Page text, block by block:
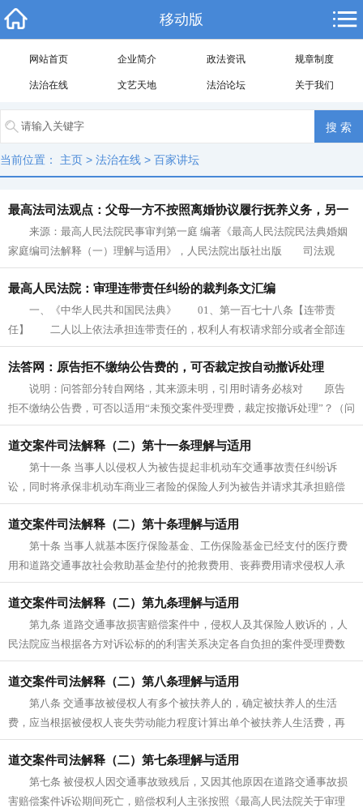
移动版
网站首页 企业简介 政法资讯 规章制度
法治在线 文艺天地 法治论坛 关于我们
当前位置： 主页 > 法治在线 > 百家讲坛
最高法司法观点：父母一方不按照离婚协议履行抚养义务，另一
方以自己的名义作为原告起诉对方支付抚养费，诉讼主体不适格
来源：最高人民法院民事审判第一庭 编著《最高人民法院民法典婚姻
家庭编司法解释（一）理解与适用》，人民法院出版社出版 司法观
点 关于子女主张抚养费诉讼主体...
最高人民法院：审理连带责任纠纷的裁判条文汇编
一、《中华人民共和国民法典》 01、第一百七十八条【连带责
任】 二人以上依法承担连带责任的，权利人有权请求部分或者全部连
带责任人承担责任。 连带责任人...
法答网：原告拒不缴纳公告费的，可否裁定按自动撤诉处理
说明：问答部分转自网络，其来源未明，引用时请务必核对 原告
拒不缴纳公告费，可否以适用“未预交案件受理费，裁定按撤诉处理”？（问
题编号：C202407050...
道交案件司法解释（二）第十一条理解与适用
第十一条 当事人以侵权人为被告提起非机动车交通事故责任纠纷诉
讼，同时将承保非机动车商业三者险的保险人列为被告并请求其承担赔偿
责任的，人民法院应当合并审理。 ...
道交案件司法解释（二）第十条理解与适用
第十条 当事人就基本医疗保险基金、工伤保险基金已经支付的医疗费
用和道路交通事故社会救助基金垫付的抢救费用、丧葬费用请求侵权人承
担赔偿责任的，人民法院不予支持...
道交案件司法解释（二）第九条理解与适用
第九条 道路交通事故损害赔偿案件中，侵权人及其保险人败诉的，人
民法院应当根据各方对诉讼标的的利害关系决定各自负担的案件受理费数
额；保险人仅以保险合同约定其不...
道交案件司法解释（二）第八条理解与适用
第八条 交通事故被侵权人有多个被扶养人的，确定被扶养人的生活
费，应当根据被侵权人丧失劳动能力程度计算出单个被扶养人生活费，再
将各被扶养人生活费相加，相加后年...
道交案件司法解释（二）第七条理解与适用
第七条 被侵权人因交通事故致残后，又因其他原因在道路交通事故损
害赔偿案件诉讼期间死亡，赔偿权利人主张按照《最高人民法院关于审理